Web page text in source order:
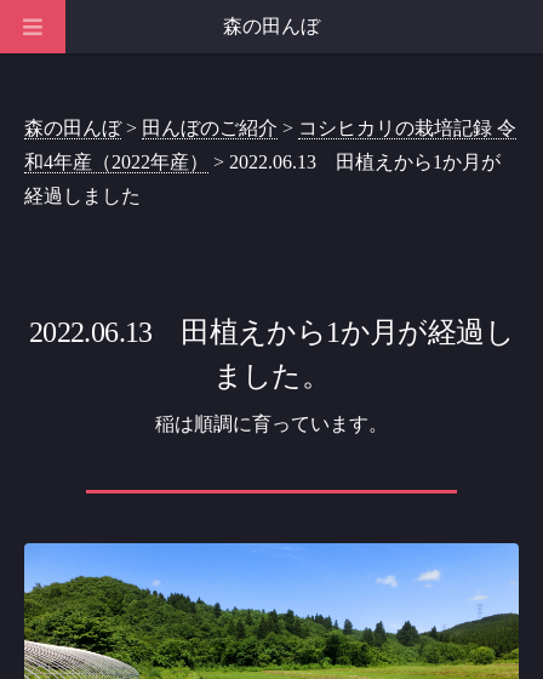
森の田んぼ> 田んぼのご紹介 > コシヒカリの栽培記録 令
和4年産（2022年産）
> 2022.06.13 田植えから1か月が
経過しました
2022.06.13 田植えから1か月が経過し
ました。
稲は順調に育っています。
森の田んぼ